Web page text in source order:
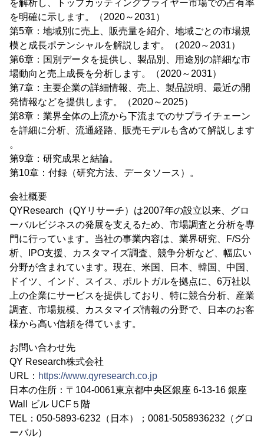
を解析し、トップカッティングプライヤー市場での占有率
を明確に示します。（2020～2031）
第5章：地域別に売上、販売量を紹介、地域ごとの市場規
模と成長ポテンシャルを解説します。（2020～2031）
第6章：国別データを提供し、製品別、用途別の詳細な市
場動向と売上成長を分析します。（2020～2031）
第7章：主要企業の詳細情報、売上、製品説明、最近の開
発情報などを提供します。（2020～2025）
第8章：業界全体の上流から下流までのサプライチェーン
を詳細に分析、流通経路、販売モデルも含めて解説します
。
第9章：研究成果と結論。
第10章：付録（研究方法、データソース）。
会社概要
QYResearch（QYリサーチ）は2007年の設立以来、グロ
ーバルビジネスの発展を支えるため、市場調査と分析を専
門に行っています。当社の事業内容は、業界研究、F/S分
析、IPO支援、カスタマイズ調査、競争分析など、幅広い
分野が含まれています。現在、米国、日本、韓国、中国、
ドイツ、インド、スイス、ポルトガルを拠点に、6万社以
上の企業にサービスを提供しており、特に競合分析、産業
調査、市場規模、カスタマイズ情報の分野で、日本のお客
様から高い信頼を得ています。
お問い合わせ先
QY Research株式会社
URL： https://www.qyresearch.co.jp
日本の住所：〒104-0061東京都中央区銀座 6-13-16 銀座
Wall ビル UCF５階
TEL：050-5893-6232（日本）；0081-5058936232（グロ
ーバル）